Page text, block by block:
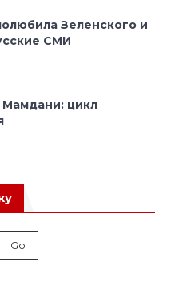
Зеленского и
СМИ
цикл